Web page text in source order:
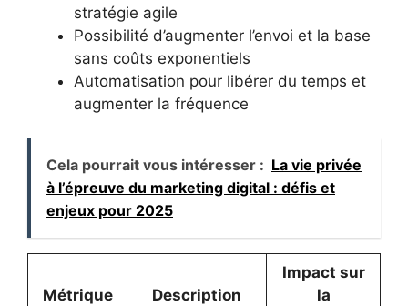
stratégie agile
Possibilité d’augmenter l’envoi et la base
sans coûts exponentiels
Automatisation pour libérer du temps et
augmenter la fréquence
Cela pourrait vous intéresser : La vie privée
à l’épreuve du marketing digital : défis et
enjeux pour 2025
Métrique Description
Impact sur
la